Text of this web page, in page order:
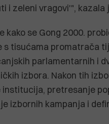
i zeleni vragovi'", kazala
kako se Gong 2000.
s tisućama promatrača
parlamentarnih i
izbora. Nakon tih
institucija, pretresanje
izbornih kampanja i